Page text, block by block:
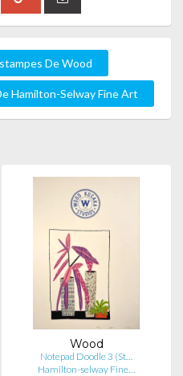
De Wood
Hamilton-Selway Fine Art
Wood
Notepad Doodle 3 (St…
Hamilton-selway Fine…